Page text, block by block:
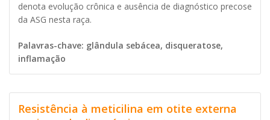
denota evolução crônica e ausência de diagnóstico precose
da ASG nesta raça.
Palavras-chave: glândula sebácea, disqueratose,
inflamação
Resistência à meticilina em otite externa